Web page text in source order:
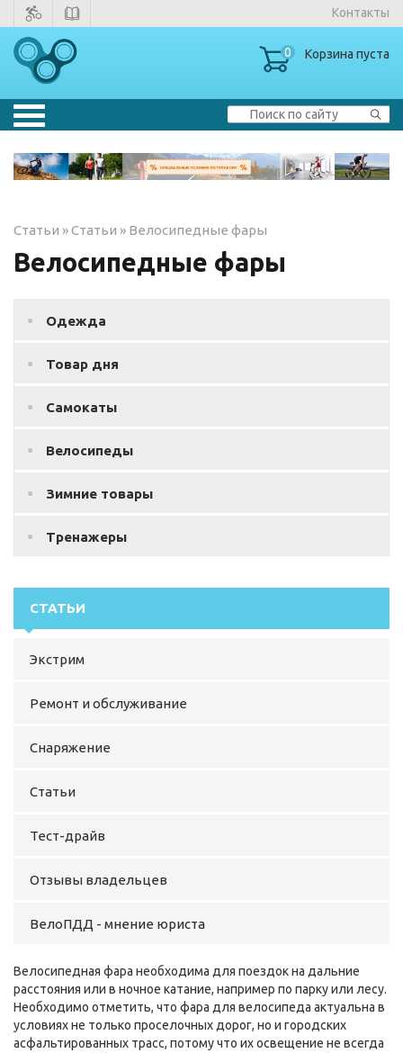
Контакты
0 Корзина пуста
Велосипеды ▼
Зимние товары
Статьи »Статьи » Велосипедные фары
Велосипедные фары
Одежда
Товар дня
Самокаты
Велосипеды
Зимние товары
Тренажеры
СТАТЬИ
Экстрим
Ремонт и обслуживание
Снаряжение
Статьи
Тест-драйв
Отзывы владельцев
ВелоПДД - мнение юриста
Велосипедная фара необходима для поездок на дальние
расстояния или в ночное катание, например по парку или лесу.
Необходимо отметить, что фара для велосипеда актуальна в
условиях не только проселочных дорог, но и городских
асфальтированных трасс, потому что их освещение не всегда